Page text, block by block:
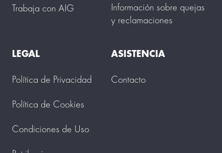
Trabaja con AIG
Información sobre quejas
y reclamaciones
LEGAL
Política de Privacidad
Política de Cookies
Condiciones de Uso
ASISTENCIA
Contacto